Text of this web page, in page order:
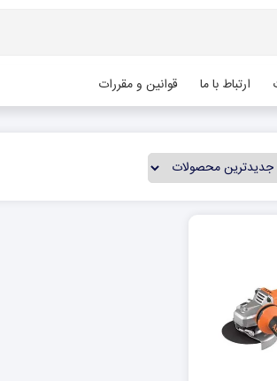
ارتباط با ما قوانین و مقررات